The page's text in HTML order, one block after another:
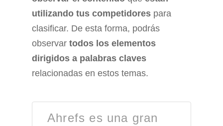
utilizando tus competidores para
clasificar. De esta forma, podrás
observar todos los elementos
dirigidos a palabras claves
relacionadas en estos temas.
Ahrefs es una gran